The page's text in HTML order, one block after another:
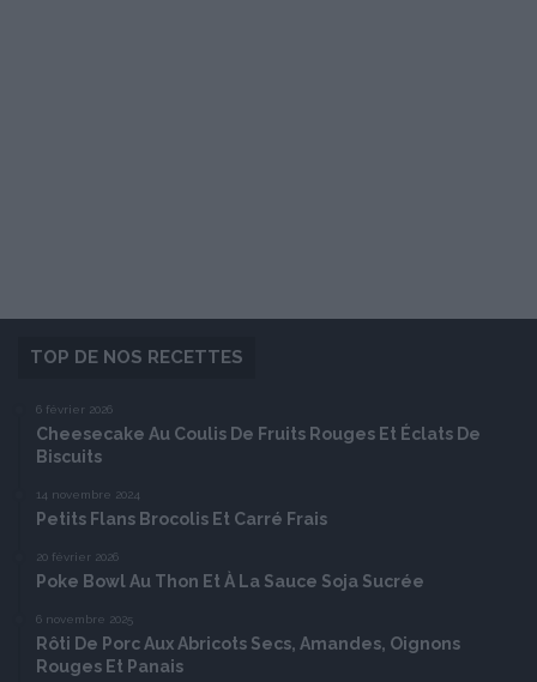
TOP DE NOS RECETTES
6 février 2026
Cheesecake Au Coulis De Fruits Rouges Et Éclats De
Biscuits
14 novembre 2024
Petits Flans Brocolis Et Carré Frais
20 février 2026
Poke Bowl Au Thon Et À La Sauce Soja Sucrée
6 novembre 2025
Rôti De Porc Aux Abricots Secs, Amandes, Oignons
Rouges Et Panais